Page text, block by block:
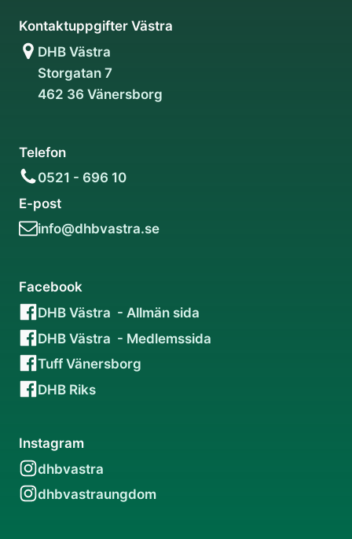
Kontaktuppgifter Västra
DHB Västra
Storgatan 7
462 36 Vänersborg
Telefon
0521 - 696 10
E-post
info@dhbvastra.se
Facebook
DHB Västra - Allmän sida
DHB Västra - Medlemssida
Tuff Vänersborg
DHB Riks
Instagram
dhbvastra
dhbvastraungdom